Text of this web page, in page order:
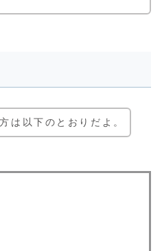
は以下のとおりだよ。